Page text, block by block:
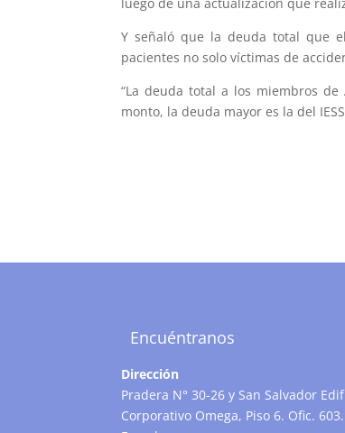
Y señaló que la deuda total que
pacientes no solo víctimas de
“La deuda total a los miembros de
monto, la deuda mayor es la del
Encuéntranos
Dirección
Pradera N° 30-26 y San Salvador
Corporativo Omega, Piso 6. Ofic.